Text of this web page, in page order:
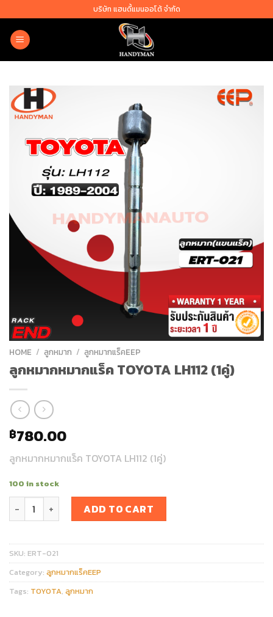
to
content
บริษัท แฮนดี้แมนออโต้ จำกัด
HOME / ลูกหมาก / ลูกหมากแร็คEEP
ลูกหมากหมากแร็ค TOYOTA LH112 (1คู่)
฿780.00
ลูกหมากหมากแร็ค TOYOTA LH112 (1คู่)
100 in stock
ลูกหมากหมากแร็ค TOYOTA LH112 (1คู่) quantity
ADD TO CART
SKU: ERT-021
Category: ลูกหมากแร็คEEP
Tags: TOYOTA, ลูกหมาก